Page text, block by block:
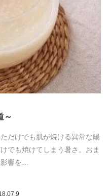
～
だけでも肌が焼ける異常な陽
でも焼けてしまう暑さ。おま
響を…